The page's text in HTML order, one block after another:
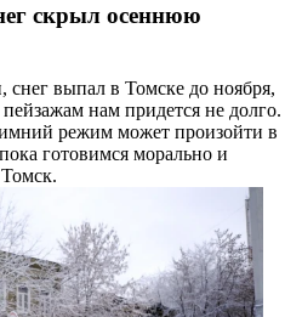
скрыл осеннюю
снег выпал в Томске до ноября,
нам придется не долго.
режим может произойти в
готовимся морально и